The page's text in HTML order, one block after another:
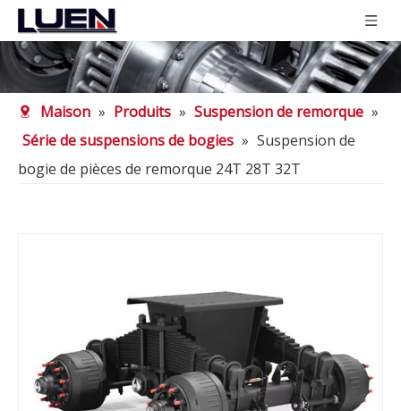
Maison » Produits » Suspension de remorque »
Série de suspensions de bogies » Suspension de
bogie de pièces de remorque 24T 28T 32T